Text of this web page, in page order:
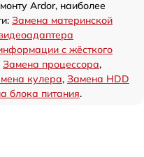
Ardor, наиболее
Замена материнской
с жёсткого
Замена процессора,
кулера, Замена HDD
блока питания.